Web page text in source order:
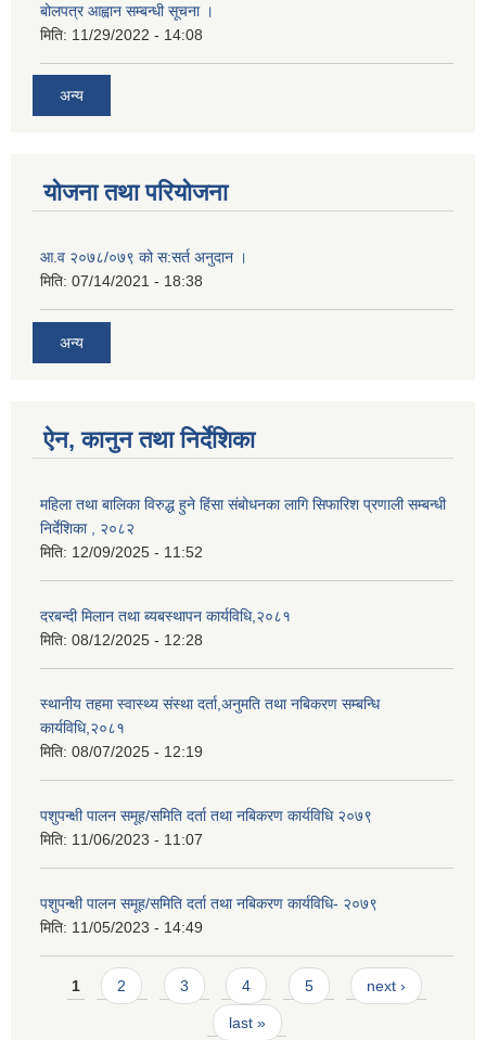
बोलपत्र आह्वान सम्बन्धी सूचना ।
मिति: 11/29/2022 - 14:08
अन्य
योजना तथा परियोजना
आ.व २०७८/०७९ को स:सर्त अनुदान ।
मिति: 07/14/2021 - 18:38
अन्य
ऐन, कानुन तथा निर्देशिका
महिला तथा बालिका विरुद्ध हुने हिंसा संबोधनका लागि सिफारिश प्रणाली सम्बन्धी
निर्देशिका , २०८२
मिति: 12/09/2025 - 11:52
दरबन्दी मिलान तथा ब्यबस्थापन कार्यविधि,२०८१
मिति: 08/12/2025 - 12:28
स्थानीय तहमा स्वास्थ्य संस्था दर्ता,अनुमति तथा नबिकरण सम्बन्धि
कार्यविधि,२०८१
मिति: 08/07/2025 - 12:19
पशुपन्क्षी पालन समूह/समिति दर्ता तथा नबिकरण कार्यविधि २०७९
मिति: 11/06/2023 - 11:07
पशुपन्क्षी पालन समूह/समिति दर्ता तथा नबिकरण कार्यविधि- २०७९
मिति: 11/05/2023 - 14:49
Pages
1 2 3 4 5 next ›
last »